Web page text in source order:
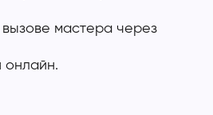
мастера через
онлайн.